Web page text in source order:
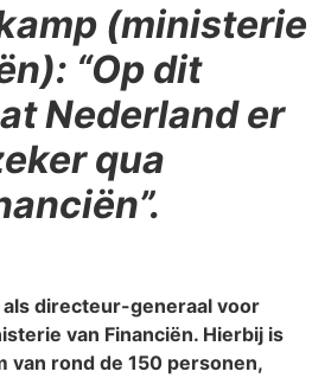
(ministerie
“Op dit
Nederland er
qua
directeur-generaal voor
van Financiën. Hierbij is
van rond de 150 personen,